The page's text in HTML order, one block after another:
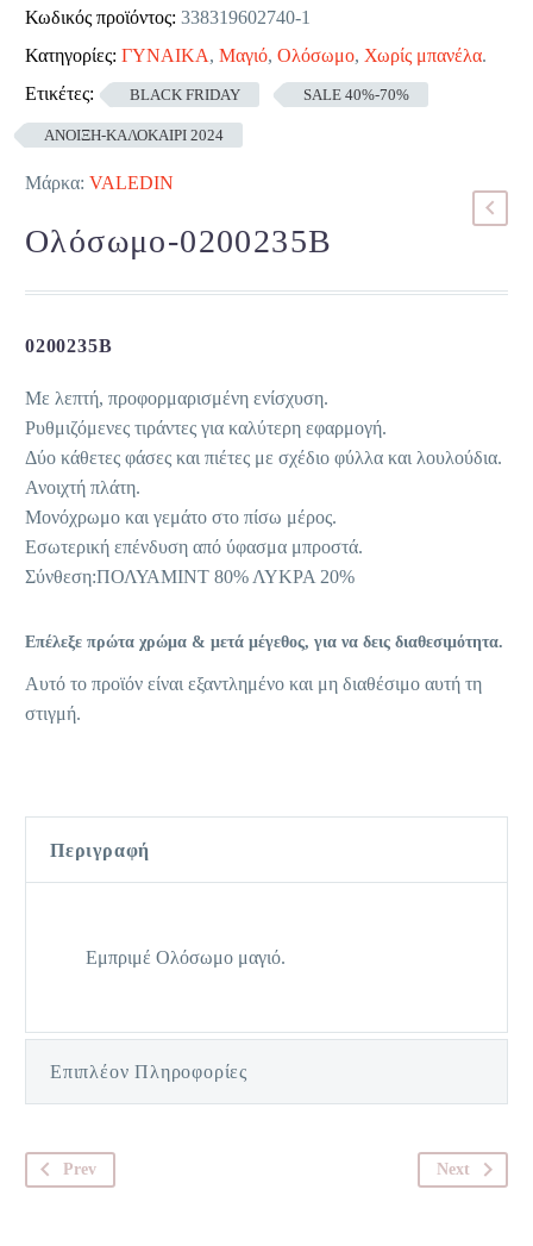
Κωδικός προϊόντος: 338319602740-1
Κατηγορίες: ΓΥΝΑΙΚΑ, Μαγιό, Ολόσωμο, Χωρίς μπανέλα.
Ετικέτες:
BLACK FRIDAY SALE 40%-70%
ΑΝΟΙΞΗ-ΚΑΛΟΚΑΙΡΙ 2024
Μάρκα: VALEDIN
Ολόσωμο-0200235B
0200235B
Με λεπτή, προφορμαρισμένη ενίσχυση.
Ρυθμιζόμενες τιράντες για καλύτερη εφαρμογή.
Δύο κάθετες φάσες και πιέτες με σχέδιο φύλλα και λουλούδια.
Ανοιχτή πλάτη.
Μονόχρωμο και γεμάτο στο πίσω μέρος.
Εσωτερική επένδυση από ύφασμα μπροστά.
Σύνθεση:ΠΟΛΥΑΜΙΝΤ 80% ΛΥΚΡΑ 20%
Επέλεξε πρώτα χρώμα & μετά μέγεθος, για να δεις διαθεσιμότητα.
Αυτό το προϊόν είναι εξαντλημένο και μη διαθέσιμο αυτή τη
στιγμή.
Περιγραφή
Εμπριμέ Ολόσωμο μαγιό.
Επιπλέον Πληροφορίες
Prev Next